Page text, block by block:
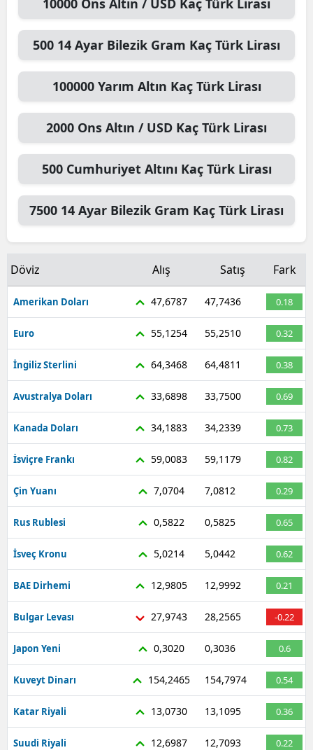
10000 Ons Altın / USD Kaç Türk Lirası
500 14 Ayar Bilezik Gram Kaç Türk Lirası
100000 Yarım Altın Kaç Türk Lirası
2000 Ons Altın / USD Kaç Türk Lirası
500 Cumhuriyet Altını Kaç Türk Lirası
7500 14 Ayar Bilezik Gram Kaç Türk Lirası
Döviz Alış Satış Fark
Amerikan Doları 47,6787 47,7436 0.18
Euro 55,1254 55,2510 0.32
İngiliz Sterlini 64,3468 64,4811 0.38
Avustralya Doları 33,6898 33,7500 0.69
Kanada Doları 34,1883 34,2339 0.73
İsviçre Frankı 59,0083 59,1179 0.82
Çin Yuanı 7,0704 7,0812 0.29
Rus Rublesi 0,5822 0,5825 0.65
İsveç Kronu 5,0214 5,0442 0.62
BAE Dirhemi 12,9805 12,9992 0.21
Bulgar Levası 27,9743 28,2565 -0.22
Japon Yeni 0,3020 0,3036 0.6
Kuveyt Dinarı 154,2465 154,7974 0.54
Katar Riyali 13,0730 13,1095 0.36
Suudi Riyali 12,6987 12,7093 0.22